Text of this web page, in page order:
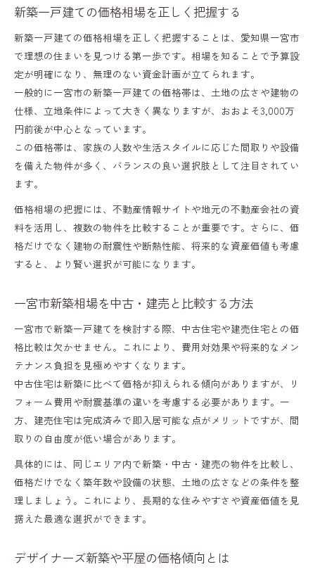
新築一戸建ての価格相場を正しく把握する
新築一戸建ての価格相場を正しく把握することは、愛知県一宮市
で理想の住まいを見つける第一歩です。相場を知ることで予算設
定が明確になり、無理のない資金計画が立てられます。
一般的に一宮市の新築一戸建ての価格帯は、土地の広さや建物の
仕様、立地条件によって大きく異なりますが、おおよそ3,000万
円前後が中心となっています。
この価格帯は、家族の人数や生活スタイルに応じた間取りや設備
を備えた物件が多く、バランスの良い選択肢として注目されてい
ます。
価格相場の把握には、不動産情報サイトや地元の不動産会社の資
料を活用し、複数の物件を比較することが重要です。さらに、価
格だけでなく建物の耐震性や断熱性能、将来的な資産価値も考慮
すると、より賢い選択が可能になります。
一宮市新築相場を中古・建売と比較する方法
一宮市で新築一戸建てを検討する際、中古住宅や建売住宅との価
格比較は欠かせません。これにより、費用対効果や将来的なメン
テナンス負担を見極めやすくなります。
中古住宅は新築に比べて価格が抑えられる傾向がありますが、リ
フォーム費用や耐震基準の違いを考慮する必要があります。一
方、建売住宅は完成済みで即入居可能な点がメリットですが、間
取りの自由度が低い場合があります。
具体的には、同じエリア内で新築・中古・建売の物件を比較し、
価格だけでなく築年数や設備の状態、土地の広さなどの条件を整
理しましょう。これにより、長期的な住みやすさや資産価値を見
据えた最適な選択ができます。
デザイナーズ新築や平屋の価格傾向とは